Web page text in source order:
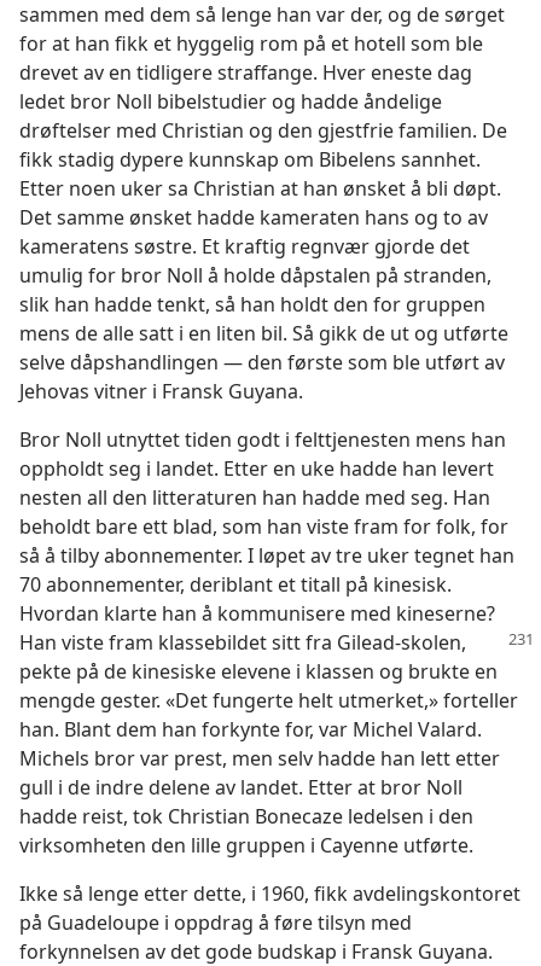
sammen med dem så lenge han var der, og de sørget
for at han fikk et hyggelig rom på et hotell som ble
drevet av en tidligere straffange. Hver eneste dag
ledet bror Noll bibelstudier og hadde åndelige
drøftelser med Christian og den gjestfrie familien. De
fikk stadig dypere kunnskap om Bibelens sannhet.
Etter noen uker sa Christian at han ønsket å bli døpt.
Det samme ønsket hadde kameraten hans og to av
kameratens søstre. Et kraftig regnvær gjorde det
umulig for bror Noll å holde dåpstalen på stranden,
slik han hadde tenkt, så han holdt den for gruppen
mens de alle satt i en liten bil. Så gikk de ut og utførte
selve dåpshandlingen — den første som ble utført av
Jehovas vitner i Fransk Guyana.
Bror Noll utnyttet tiden godt i felttjenesten mens han
oppholdt seg i landet. Etter en uke hadde han levert
nesten all den litteraturen han hadde med seg. Han
beholdt bare ett blad, som han viste fram for folk, for
så å tilby abonnementer. I løpet av tre uker tegnet han
70 abonnementer, deriblant et titall på kinesisk.
Hvordan klarte han å kommunisere med kineserne?
Han viste fram klassebildet sittfra Gilead-skolen,
pekte på de kinesiske elevene i klassen og brukte en
mengde gester. «Det fungerte helt utmerket,» forteller
han. Blant dem han forkynte for, var Michel Valard.
Michels bror var prest, men selv hadde han lett etter
gull i de indre delene av landet. Etter at bror Noll
hadde reist, tok Christian Bonecaze ledelsen i den
virksomheten den lille gruppen i Cayenne utførte.
Ikke så lenge etter dette, i 1960, fikk avdelingskontoret
på Guadeloupe i oppdrag å føre tilsyn med
forkynnelsen av det gode budskap i Fransk Guyana.